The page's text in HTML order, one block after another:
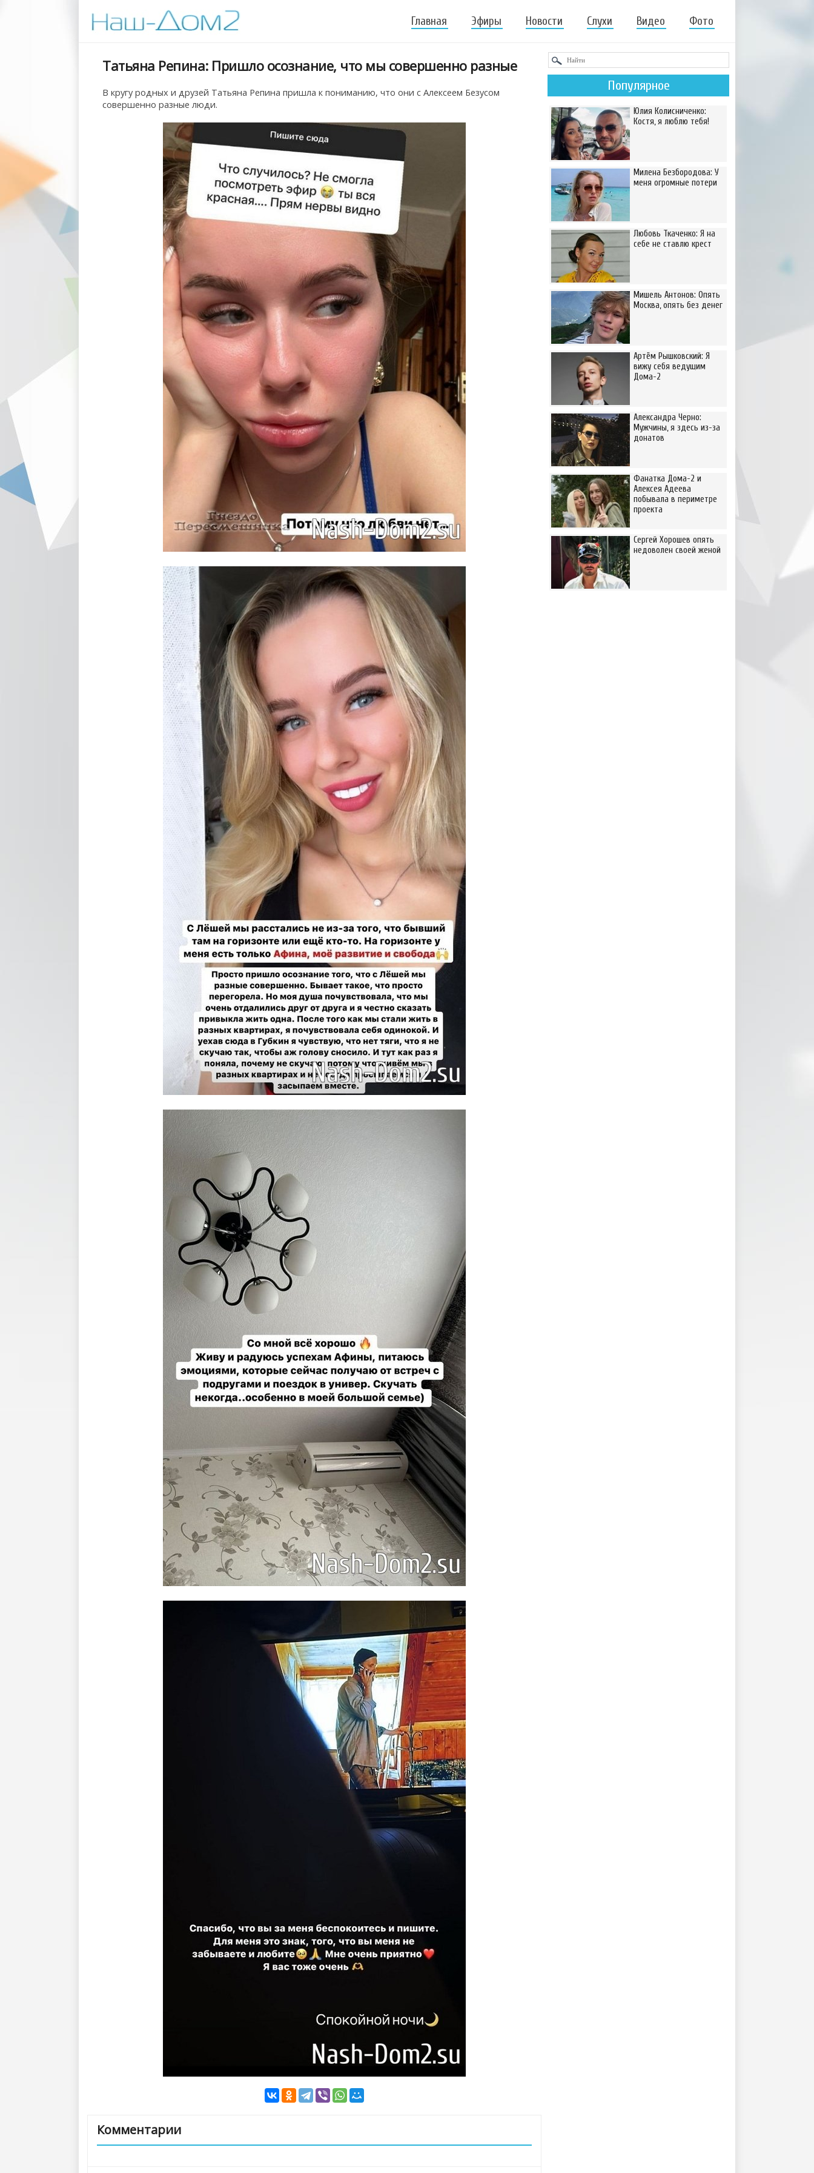
Главная Эфиры Новости Слухи Видео Фото
Татьяна Репина: Пришло осознание, что мы совершенно разные
В кругу родных и друзей Татьяна Репина пришла к пониманию, что они с Алексеем Безусом
совершенно разные люди.
Комментарии
Популярное
Юлия Колисниченко:
Костя, я люблю тебя!
Милена Безбородова: У
меня огромные потери
Любовь Ткаченко: Я на
себе не ставлю крест
Мишель Антонов: Опять
Москва, опять без денег
Артём Рышковский: Я
вижу себя ведущим
Дома-2
Александра Черно:
Мужчины, я здесь из-за
донатов
Фанатка Дома-2 и
Алексея Адеева
побывала в периметре
проекта
Сергей Хорошев опять
недоволен своей женой